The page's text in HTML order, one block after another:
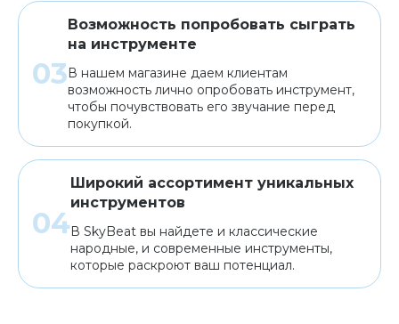
Возможность попробовать сыграть
на инструменте
В нашем магазине даем клиентам
возможность лично опробовать инструмент,
чтобы почувствовать его звучание перед
покупкой.
Широкий ассортимент уникальных
инструментов
В SkyBeat вы найдете и классические
народные, и современные инструменты,
которые раскроют ваш потенциал.